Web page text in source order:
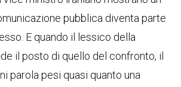
pubblica diventa parte
E quando il lessico della
il posto di quello del confronto, il
parola pesi quasi quanto una